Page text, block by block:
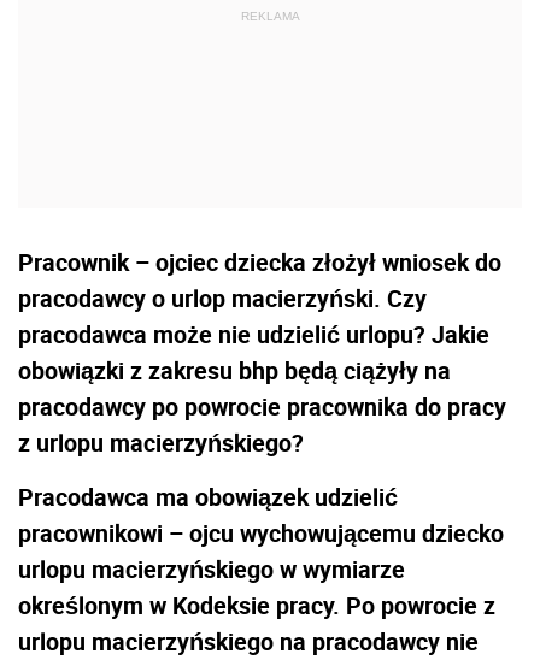
Pracownik – ojciec dziecka złożył wniosek do
pracodawcy o urlop macierzyński. Czy
pracodawca może nie udzielić urlopu? Jakie
obowiązki z zakresu bhp będą ciążyły na
pracodawcy po powrocie pracownika do pracy
z urlopu macierzyńskiego?
Pracodawca ma obowiązek udzielić
pracownikowi – ojcu wychowującemu dziecko
urlopu macierzyńskiego w wymiarze
określonym w Kodeksie pracy. Po powrocie z
urlopu macierzyńskiego na pracodawcy nie